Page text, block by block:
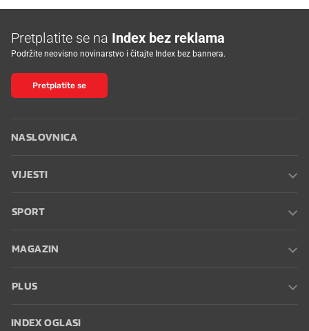
Pretplatite se na Index bez reklama
Podržite neovisno novinarstvo i čitajte Index bez bannera.
Pretplatite se
NASLOVNICA
VIJESTI
SPORT
MAGAZIN
PLUS
INDEX OGLASI